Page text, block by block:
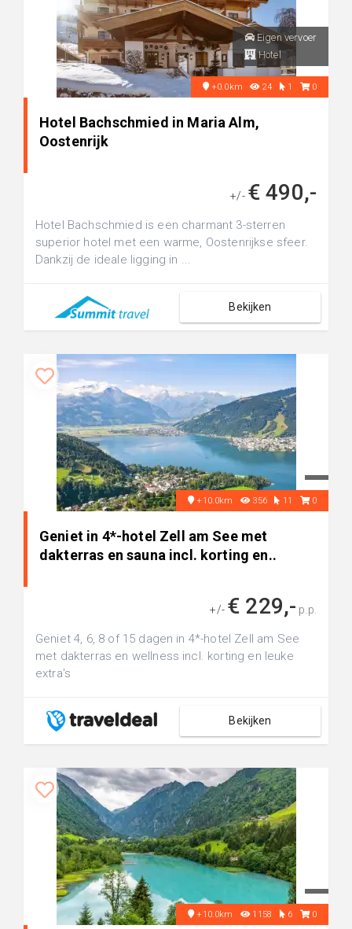
Eigen vervoer
Hotel
+0.0km 24 1 0
Hotel Bachschmied in Maria Alm,
Oostenrijk
+/- € 490,-
Hotel Bachschmied is een charmant 3-sterren
superior hotel met een warme, Oostenrijkse sfeer.
Dankzij de ideale ligging in ...
Bekijken
+10.0km 356 11 0
Geniet in 4*-hotel Zell am See met
dakterras en sauna incl. korting en..
+/- € 229,- p.p.
Geniet 4, 6, 8 of 15 dagen in 4*-hotel Zell am See
met dakterras en wellness incl. korting en leuke
extra's
Bekijken
+10.0km 1158 6 0